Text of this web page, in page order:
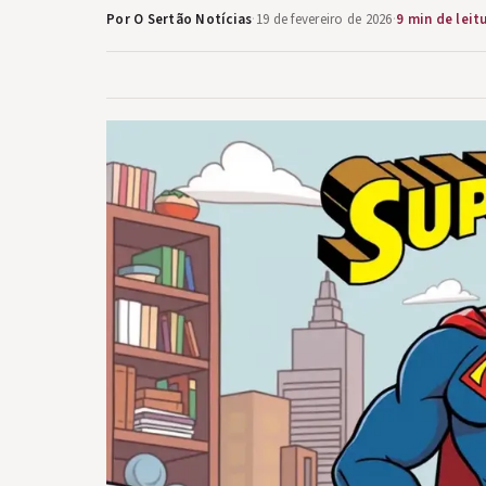
Por O Sertão Notícias·19 de fevereiro de 2026·9 min de